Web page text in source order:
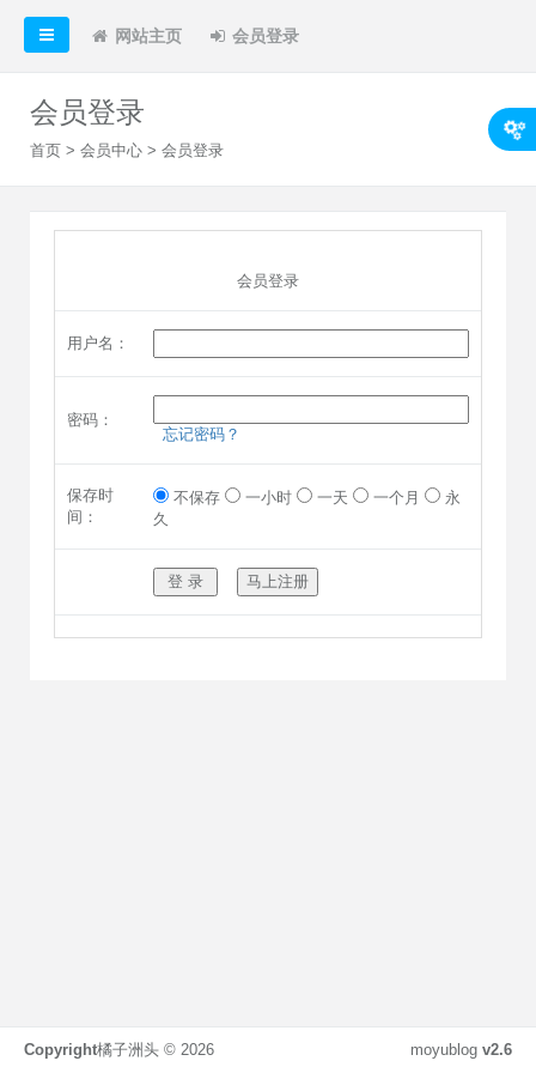
网站主页 会员登录
会员登录
首页 > 会员中心 > 会员登录
会员登录
用户名：
密码：
忘记密码？
保存时
间：
不保存 一小时 一天 一个月
永
久
moyublog v2.6
Copyright橘子洲头 © 2026